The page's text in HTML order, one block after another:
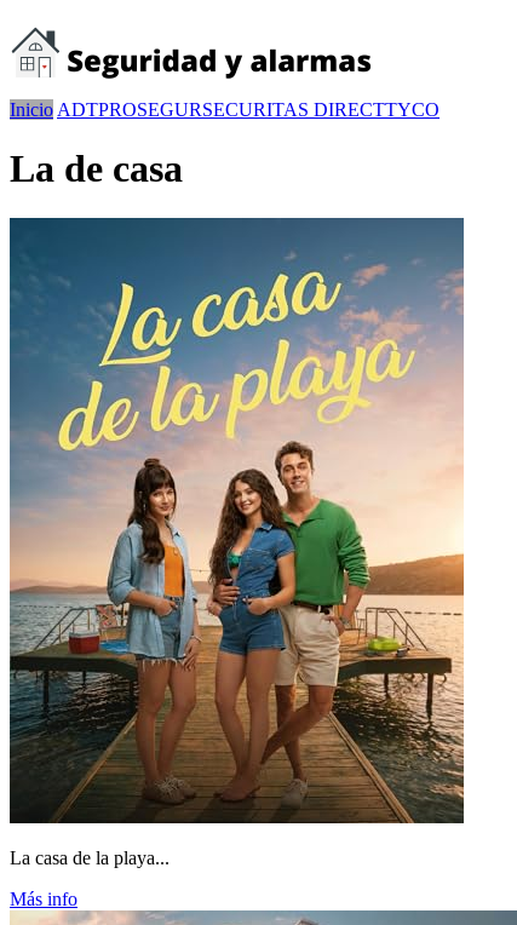
Inicio ADTPROSEGURSECURITAS DIRECTTYCO
La de casa
La casa de la playa...
Más info